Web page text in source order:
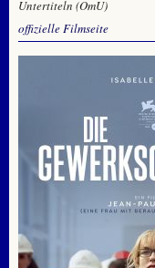
Untertiteln (OmU)
offizielle Filmseite